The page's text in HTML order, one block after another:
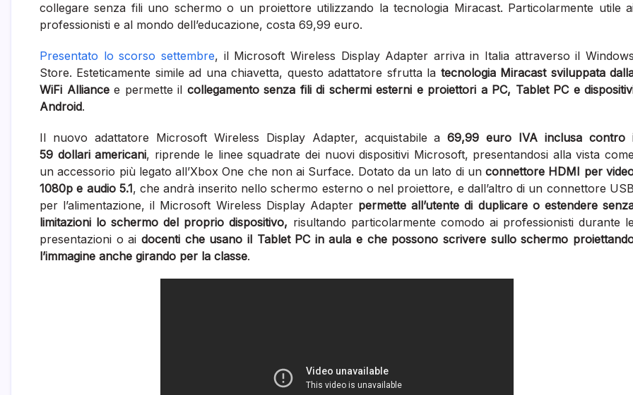
collegare senza fili uno schermo o un proiettore utilizzando la tecnologia Miracast. Particolarmente utile
professionisti e al mondo dell’educazione, costa 69,99 euro.
Presentato lo scorso settembre, il Microsoft Wireless Display Adapter arriva in Italia attraverso il Windows
Store. Esteticamente simile ad una chiavetta, questo adattatore sfrutta la tecnologia Miracast sviluppata
WiFi Alliance e permette il collegamento senza fili di schermi esterni e proiettori a PC, Tablet PC e
Android.
Il nuovo adattatore Microsoft Wireless Display Adapter, acquistabile a69,99 euro IVA inclusa contro
59 dollari americani, riprende le linee squadrate dei nuovi dispositivi Microsoft, presentandosi alla vista come
un accessorio più legato all’Xbox One che non ai Surface. Dotato da un lato di unconnettore HDMI per
1080p e audio 5.1, che andrà inserito nello schermo esterno o nel proiettore, e dall’altro di un connettore USB
per l’alimentazione, il Microsoft Wireless Display Adapter permette all’utente di duplicare o estendere
limitazioni lo schermo del proprio dispositivo, risultando particolarmente comodo ai professionisti durante le
presentazioni o ai docenti che usano il Tablet PC in aula e che possono scrivere sullo schermo
l’immagine anche girando per la classe.